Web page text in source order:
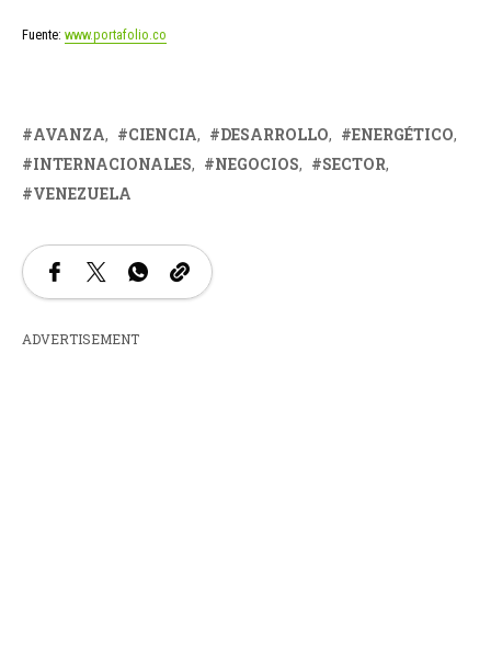
Fuente: www.portafolio.co
AVANZA CIENCIA DESARROLLO
ENERGÉTICO
INTERNACIONALES
NEGOCIOS
SECTOR
VENEZUELA
ADVERTISEMENT